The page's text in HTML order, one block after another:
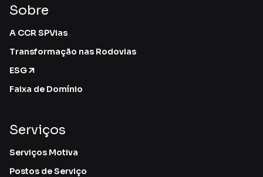
Sobre
A CCR SPVias
Transformação nas Rodovias
ESG
Faixa de Domínio
Serviços
Serviços Motiva
Postos de Serviço